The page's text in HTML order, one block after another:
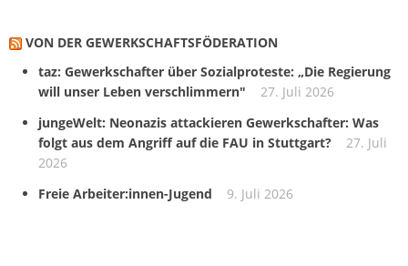
VON DER GEWERKSCHAFTS­FÖDERATION
taz: Gewerkschafter über Sozialproteste: „Die Regierung
will unser Leben verschlimmern"
27. Juli 2026
jungeWelt: Neonazis attackieren Gewerkschafter: Was
folgt aus dem Angriff auf die FAU in Stuttgart?
27. Juli
2026
Freie Arbeiter:innen-Jugend
9. Juli 2026